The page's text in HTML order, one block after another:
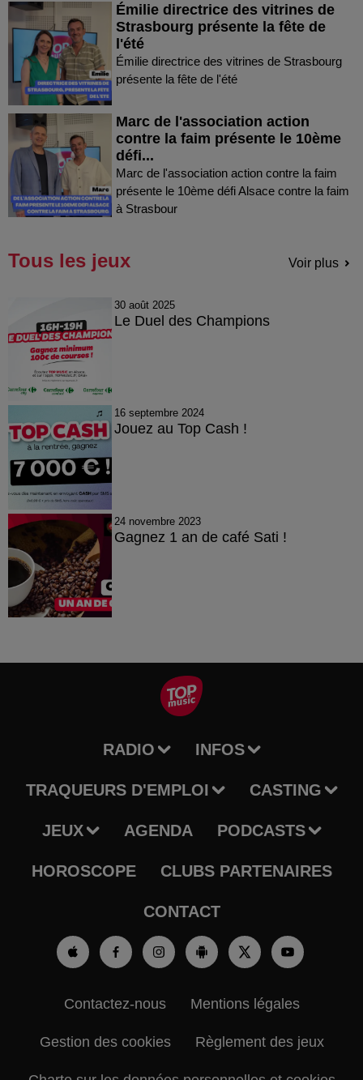
Émilie directrice des vitrines de
Strasbourg présente la fête de
l'été
Émilie directrice des vitrines de Strasbourg
présente la fête de l'été
Marc de l'association action
contre la faim présente le 10ème
défi...
Marc de l'association action contre la faim
présente le 10ème défi Alsace contre la faim
à Strasbour
Tous les jeux Voir plus
30 août 2025
Le Duel des Champions
16 septembre 2024
Jouez au Top Cash !
24 novembre 2023
Gagnez 1 an de café Sati !
RADIO INFOS
TRAQUEURS D'EMPLOI CASTING
JEUX AGENDA PODCASTS
HOROSCOPE CLUBS PARTENAIRES
CONTACT
Contactez-nous Mentions légales
Gestion des cookies Règlement des jeux